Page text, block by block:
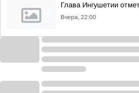
Глава Ингушетии
Вчера, 22:00